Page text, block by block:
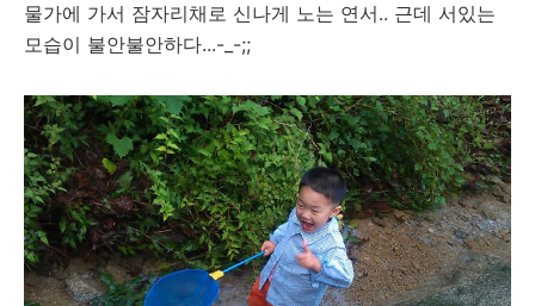
물가에 가서 잠자리채로 신나게 노는 연서.. 근데 서있는
모습이 불안불안하다...-_-;;